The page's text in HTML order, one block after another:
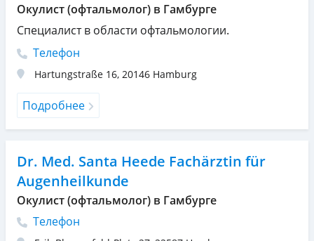
Окулист (офтальмолог) в Гамбурге
Специалист в области офтальмологии.
Телефон
Hartungstraße 16, 20146 Hamburg
Подробнее
Dr. Med. Santa Heede Fachärztin für
Augenheilkunde
Окулист (офтальмолог) в Гамбурге
Телефон